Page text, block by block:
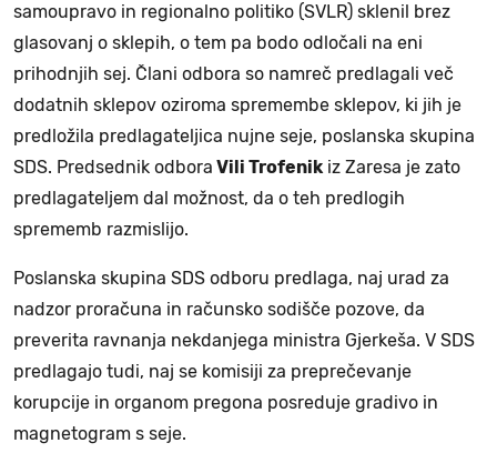
samoupravo in regionalno politiko (SVLR) sklenil brez
glasovanj o sklepih, o tem pa bodo odločali na eni
prihodnjih sej. Člani odbora so namreč predlagali več
dodatnih sklepov oziroma spremembe sklepov, ki jih je
predložila predlagateljica nujne seje, poslanska skupina
SDS. Predsednik odbora Vili Trofenikiz Zaresa je zato
predlagateljem dal možnost, da o teh predlogih
sprememb razmislijo.
Poslanska skupina SDS odboru predlaga, naj urad za
nadzor proračuna in računsko sodišče pozove, da
preverita ravnanja nekdanjega ministra Gjerkeša. V SDS
predlagajo tudi, naj se komisiji za preprečevanje
korupcije in organom pregona posreduje gradivo in
magnetogram s seje.